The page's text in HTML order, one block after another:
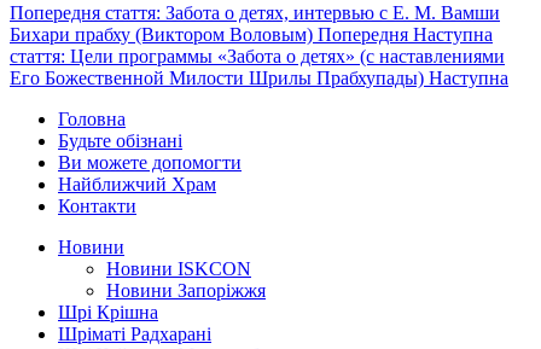
Попередня стаття: Забота о детях, интервью с Е. М. Вамши
Бихари прабху (Виктором Воловым) Попередня Наступна
стаття: Цели программы «Забота о детях» (с наставлениями
Его Божественной Милости Шрилы Прабхупады) Наступна
Головна
Будьте обізнані
Ви можете допомогти
Найближчий Храм
Контакти
Новини
Новини ISKCON
Новини Запоріжжя
Шрі Крішна
Шріматі Радхарані